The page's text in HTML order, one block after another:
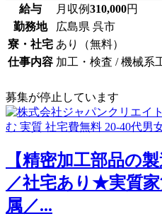
給与 月収例310,000円
勤務地
広島県 呉市
寮・社宅 あり（無料）
仕事内容 加工・検査 / 機械系
募集が停止しています
【精密加工部品の
／社宅あり★実質
属／...